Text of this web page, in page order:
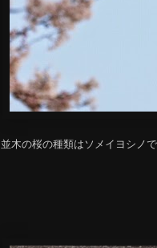
並木の桜の種類はソメイヨシノ